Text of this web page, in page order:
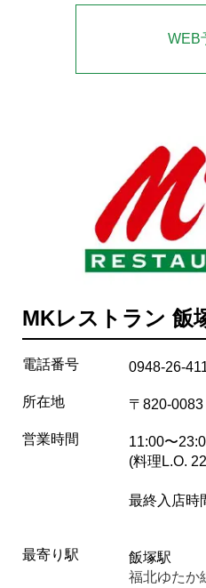
WEB
MKレストラン 飯
電話番号 0948-26-
所在地 〒820-
営業時間
11:00〜
(料理L.O.
最終入店時
最寄り駅
飯塚駅
福北ゆたか